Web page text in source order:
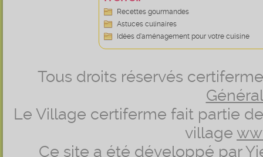
Recettes gourmandes
Astuces culinaires
Idées d’aménagement pour votre cuisine
Tous droits réservés
Le Village certiferme fait partie
village
Ce site a été développé par